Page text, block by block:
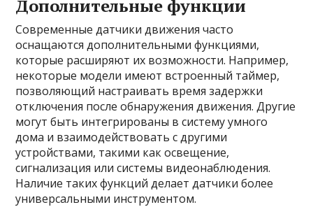
Дополнительные функции
Современные датчики движения часто
оснащаются дополнительными функциями,
которые расширяют их возможности. Например,
некоторые модели имеют встроенный таймер,
позволяющий настраивать время задержки
отключения после обнаружения движения. Другие
могут быть интегрированы в систему умного
дома и взаимодействовать с другими
устройствами, такими как освещение,
сигнализация или системы видеонаблюдения.
Наличие таких функций делает датчики более
универсальными инструментом.